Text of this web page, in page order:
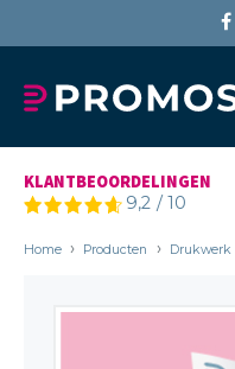
KLANTBEOORDELINGEN
9,2 /10
Home Producten Drukwerk